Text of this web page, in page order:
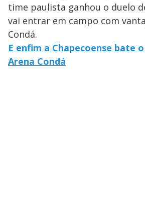
time paulista ganhou o duelo
vai entrar em campo com
Condá.
E enfim a Chapecoense bate
Arena Condá